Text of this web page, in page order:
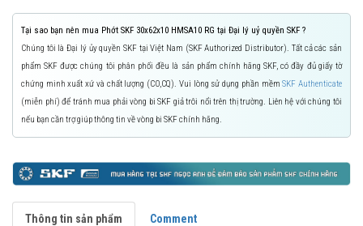
Tại sao bạn nên mua Phớt SKF 30x62x10 HMSA10 RG tại Đại lý uỷ quyền SKF ?
Chúng tôi là Đại lý ủy quyền SKF tại Việt Nam (SKF Authorized Distributor). Tất cả các sản
phẩm SKF được chúng tôi phân phối đều là sản phẩm chính hãng SKF, có đầy đủ giấy tờ
chứng minh xuất xứ và chất lượng (CO,CQ). Vui lòng sử dụng phần mềmSKF Authenticate
(miễn phí) để tránh mua phải vòng bi SKF giả trôi nổi trên thị trường. Liên hệ với chúng tôi
nếu bạn cần trợ giúp thông tin về vòng bi SKF chính hãng.
Thông tin sản phẩm Comment